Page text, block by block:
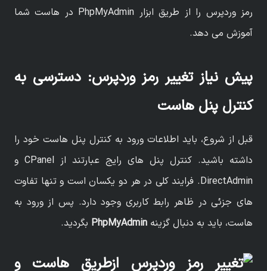
رمز وردپرس را از طریق ابزار PhpMyAdmin در هاست شما
آموزش می دهد.
پیش نیاز تغییر رمز وردپرس: دسترسی به
کنترل پنل هاست
قبل از شروع، باید اطلاعات ورود به کنترل پنل هاست خود را
داشته باشید. کنترل پنل های رایج عبارتند از CPanel و
DirectAdmin. فرایند کلی در هر دو یکسان است و تنها تفاوت
های جزئی در ظاهر رابط کاربری وجود دارد. پس از ورود به
هاست، باید به دنبال گزینه PhpMyAdmin بگردید.